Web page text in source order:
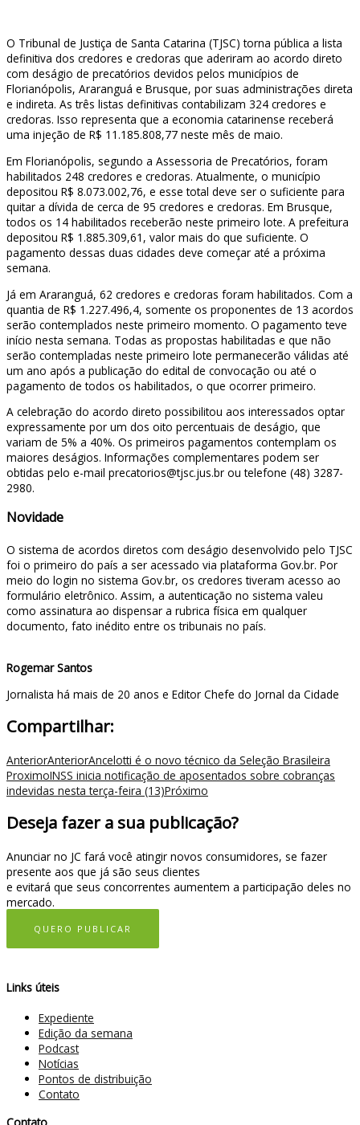
O Tribunal de Justiça de Santa Catarina (TJSC) torna pública a lista
definitiva dos credores e credoras que aderiram ao acordo direto
com deságio de precatórios devidos pelos municípios de
Florianópolis, Araranguá e Brusque, por suas administrações direta
e indireta. As três listas definitivas contabilizam 324 credores e
credoras. Isso representa que a economia catarinense receberá
uma injeção de R$ 11.185.808,77 neste mês de maio.
Em Florianópolis, segundo a Assessoria de Precatórios, foram
habilitados 248 credores e credoras. Atualmente, o município
depositou R$ 8.073.002,76, e esse total deve ser o suficiente para
quitar a dívida de cerca de 95 credores e credoras. Em Brusque,
todos os 14 habilitados receberão neste primeiro lote. A prefeitura
depositou R$ 1.885.309,61, valor mais do que suficiente. O
pagamento dessas duas cidades deve começar até a próxima
semana.
Já em Araranguá, 62 credores e credoras foram habilitados. Com a
quantia de R$ 1.227.496,4, somente os proponentes de 13 acordos
serão contemplados neste primeiro momento. O pagamento teve
início nesta semana. Todas as propostas habilitadas e que não
serão contempladas neste primeiro lote permanecerão válidas até
um ano após a publicação do edital de convocação ou até o
pagamento de todos os habilitados, o que ocorrer primeiro.
A celebração do acordo direto possibilitou aos interessados optar
expressamente por um dos oito percentuais de deságio, que
variam de 5% a 40%. Os primeiros pagamentos contemplam os
maiores deságios. Informações complementares podem ser
obtidas pelo e-mail precatorios@tjsc.jus.br ou telefone (48) 3287-
2980.
Novidade
O sistema de acordos diretos com deságio desenvolvido pelo TJSC
foi o primeiro do país a ser acessado via plataforma Gov.br. Por
meio do login no sistema Gov.br, os credores tiveram acesso ao
formulário eletrônico. Assim, a autenticação no sistema valeu
como assinatura ao dispensar a rubrica física em qualquer
documento, fato inédito entre os tribunais no país.
Rogemar Santos
Jornalista há mais de 20 anos e Editor Chefe do Jornal da Cidade
Compartilhar:
AnteriorAnteriorAncelotti é o novo técnico da Seleção Brasileira
ProximoINSS inicia notificação de aposentados sobre cobranças
indevidas nesta terça-feira (13)Próximo
Deseja fazer a sua publicação?
Anunciar no JC fará você atingir novos consumidores, se fazer
presente aos que já são seus clientes
e evitará que seus concorrentes aumentem a participação deles no
mercado.
QUERO PUBLICAR
Links úteis
Expediente
Edição da semana
Podcast
Notícias
Pontos de distribuição
Contato